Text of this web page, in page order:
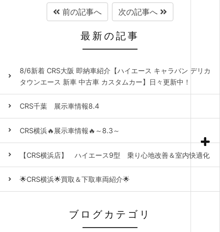
前の記事へ 次の記事へ
最新の記事
8/6新着 CRS大阪 即納車紹介【ハイエース キャラバン デリカ
タウンエース 新車 中古車 カスタムカー】日々更新中！
CRS千葉 展示車情報8.4
CRS横浜🔥展示車情報🔥～8.3～
【CRS横浜店】 ハイエース9型 乗り心地改善＆室内快適化
🌟CRS横浜🌟買取＆下取車両紹介🌟
ブログカテゴリ